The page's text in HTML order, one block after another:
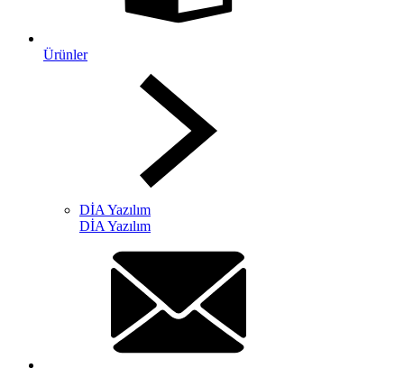
Ürünler
DİA Yazılım
DİA Yazılım